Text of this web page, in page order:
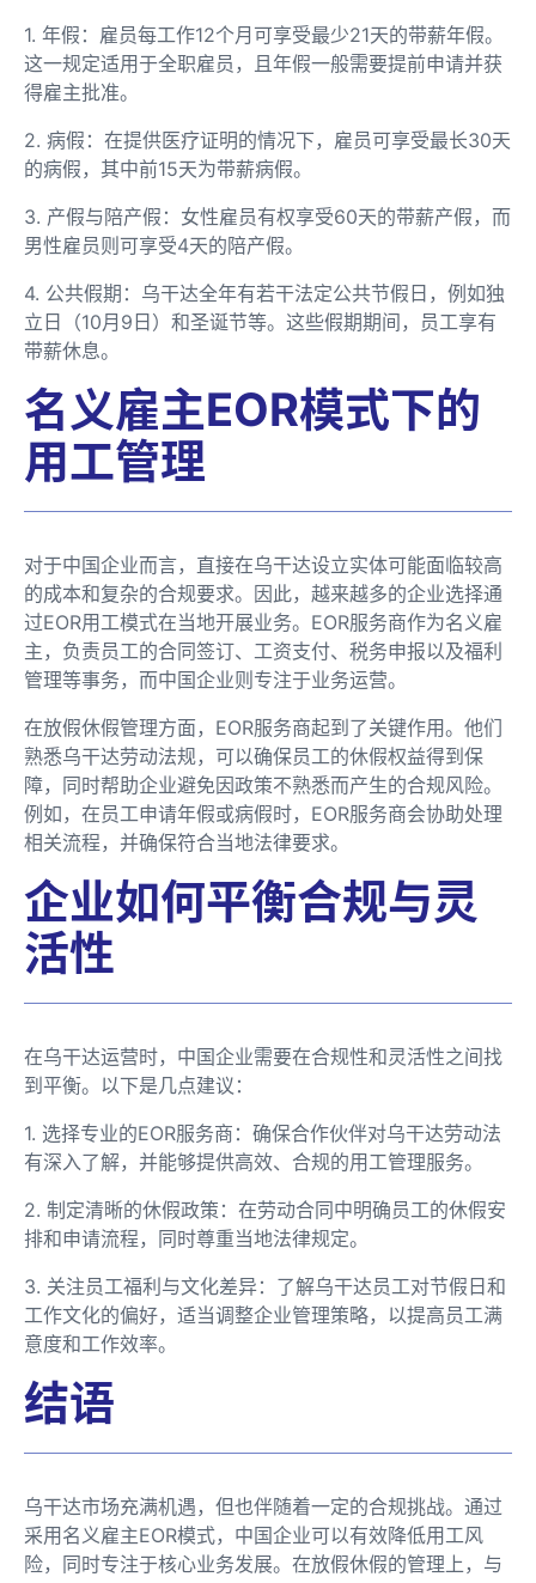
1. 年假：雇员每工作12个月可享受最少21天的带薪年假。
这一规定适用于全职雇员，且年假一般需要提前申请并获
得雇主批准。
2. 病假：在提供医疗证明的情况下，雇员可享受最长30天
的病假，其中前15天为带薪病假。
3. 产假与陪产假：女性雇员有权享受60天的带薪产假，而
男性雇员则可享受4天的陪产假。
4. 公共假期：乌干达全年有若干法定公共节假日，例如独
立日（10月9日）和圣诞节等。这些假期期间，员工享有
带薪休息。
名义雇主EOR模式下的
用工管理
对于中国企业而言，直接在乌干达设立实体可能面临较高
的成本和复杂的合规要求。因此，越来越多的企业选择通
过EOR用工模式在当地开展业务。EOR服务商作为名义雇
主，负责员工的合同签订、工资支付、税务申报以及福利
管理等事务，而中国企业则专注于业务运营。
在放假休假管理方面，EOR服务商起到了关键作用。他们
熟悉乌干达劳动法规，可以确保员工的休假权益得到保
障，同时帮助企业避免因政策不熟悉而产生的合规风险。
例如，在员工申请年假或病假时，EOR服务商会协助处理
相关流程，并确保符合当地法律要求。
企业如何平衡合规与灵
活性
在乌干达运营时，中国企业需要在合规性和灵活性之间找
到平衡。以下是几点建议：
1. 选择专业的EOR服务商：确保合作伙伴对乌干达劳动法
有深入了解，并能够提供高效、合规的用工管理服务。
2. 制定清晰的休假政策：在劳动合同中明确员工的休假安
排和申请流程，同时尊重当地法律规定。
3. 关注员工福利与文化差异：了解乌干达员工对节假日和
工作文化的偏好，适当调整企业管理策略，以提高员工满
意度和工作效率。
结语
乌干达市场充满机遇，但也伴随着一定的合规挑战。通过
采用名义雇主EOR模式，中国企业可以有效降低用工风
险，同时专注于核心业务发展。在放假休假的管理上，与